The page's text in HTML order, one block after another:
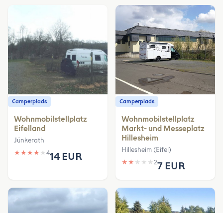
Camperplads
Wohnmobilstellplatz
Eifelland
Jünkerath
★ ★ ★ ★ ★ 414 EUR
Camperplads
Wohnmobilstellplatz
Markt- und Messeplatz
Hillesheim
Hillesheim (Eifel)
★ ★ ★ ★ ★ 27 EUR